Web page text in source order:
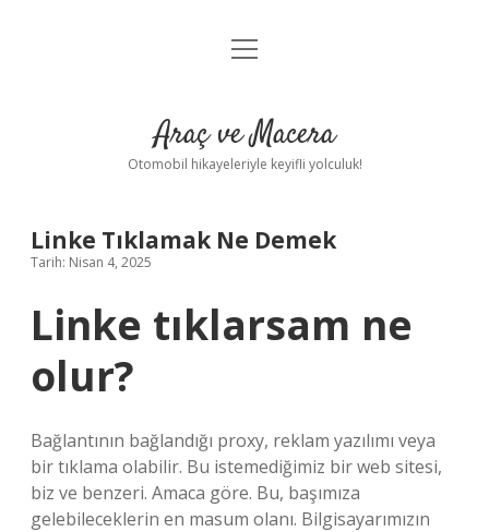
Anasayfa
Yasal Uyarı
menüyü
Araç ve Macera
Otomobil hikayeleriyle keyifli yolculuk!
Linke Tıklamak Ne Demek
Tarih: Nisan 4, 2025
Linke tıklarsam ne
olur?
Bağlantının bağlandığı proxy, reklam yazılımı veya
bir tıklama olabilir. Bu istemediğimiz bir web sitesi,
biz ve benzeri. Amaca göre. Bu, başımıza
gelebileceklerin en masum olanı. Bilgisayarımızın